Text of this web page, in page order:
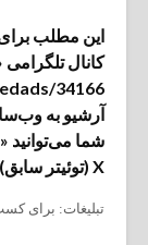
این مطلب برای
کانال
آرشیو به
شما می‌توانید
X (توئیتر سابق) دنبال کنید.
تبلیغات: برای